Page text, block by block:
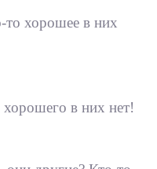
то хорошее в них
хорошего в них нет!